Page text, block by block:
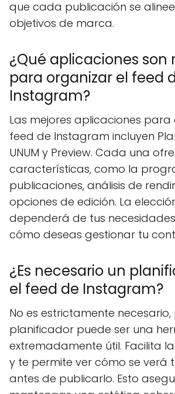
que cada publicación se
objetivos de marca.
¿Qué aplicaciones son
para organizar el feed
Instagram?
Las mejores aplicaciones para
feed de Instagram incluyen
UNUM y Preview. Cada una
características, como la
publicaciones, análisis de
opciones de edición. La
dependerá de tus
cómo deseas gestionar tu
¿Es necesario un
el feed de Instagram?
No es estrictamente necesario,
planificador puede ser una
extremadamente útil. Facilita
y te permite ver cómo se verá
antes de publicarlo. Esto